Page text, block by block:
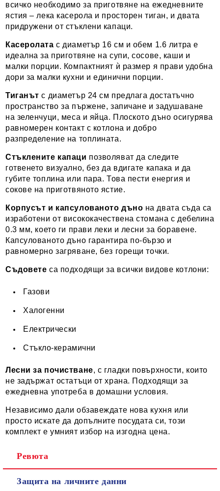
всичко необходимо за приготвяне на ежедневните
ястия – лека касерола и просторен тиган, и двата
придружени от стъклени капаци.
Касеролата с диаметър 16 см и обем 1.6 литра е
идеална за приготвяне на супи, сосове, каши и
малки порции. Компактният ѝ размер я прави удобна
дори за малки кухни и единични порции.
Тиганът с диаметър 24 см предлага достатъчно
пространство за пържене, запичане и задушаване
на зеленчуци, меса и яйца. Плоското дъно осигурява
равномерен контакт с котлона и добро
разпределение на топлината.
Стъклените капаци позволяват да следите
готвенето визуално, без да вдигате капака и да
губите топлина или пара. Това пести енергия и
сокове на приготвяното ястие.
Корпусът и капсулованото дъно на двата съда са
изработени от висококачествена стомана с дебелина
0.3 мм, което ги прави леки и лесни за боравене.
Капсулованото дъно гарантира по-бързо и
равномерно загряване, без горещи точки.
Съдовете са подходящи за всички видове котлони:
Газови
Халогенни
Електрически
Стъкло-керамични
Лесни за почистване, с гладки повърхности, които
не задържат остатъци от храна. Подходящи за
ежедневна употреба в домашни условия.
Независимо дали обзавеждате нова кухня или
просто искате да допълните посудата си, този
комплект е умният избор на изгодна цена.
Ревюта
Защита на личните данни